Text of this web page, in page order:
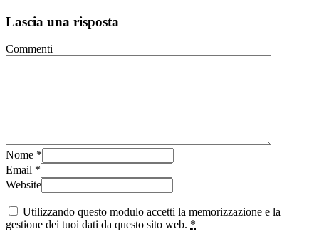
Lascia una risposta
Commenti
Nome *
Email *
Website
Utilizzando questo modulo accetti la memorizzazione e la
gestione dei tuoi dati da questo sito web. *